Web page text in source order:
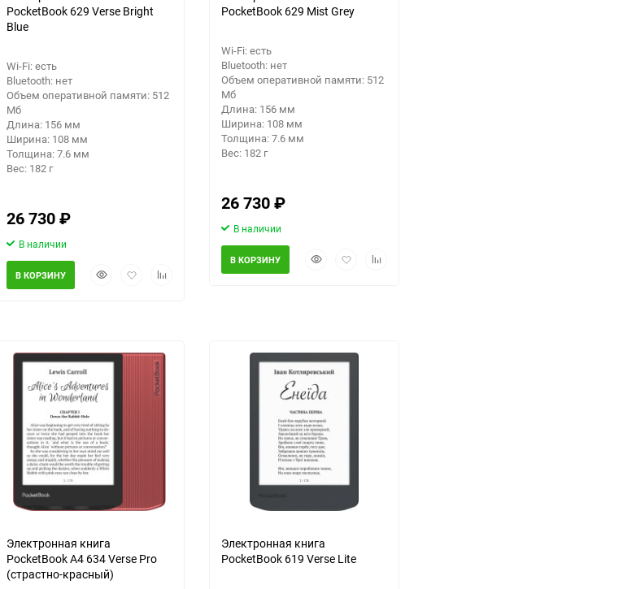
PocketBook 629 Verse Bright
Blue
Wi-Fi: есть
Bluetooth: нет
Объем оперативной памяти: 512
Мб
Длина: 156 мм
Ширина: 108 мм
Толщина: 7.6 мм
Вес: 182 г
26 730₽
В наличии
БыстрыйДобавитьДобавить
В КОРЗИНУ
PocketBook 629 Mist Grey
Wi-Fi: есть
Bluetooth: нет
Объем оперативной памяти: 512
Мб
Длина: 156 мм
Ширина: 108 мм
Толщина: 7.6 мм
Вес: 182 г
26 730₽
В наличии
БыстрыйДобавитьДобавить
В КОРЗИНУ
еще 6 фото
Электронная книга
PocketBook A4 634 Verse Pro
(страстно-красный)
Электронная книга
PocketBook 619 Verse Lite